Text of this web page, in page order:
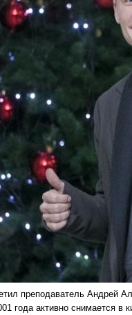
преподаватель Андрей
года активно снимается в